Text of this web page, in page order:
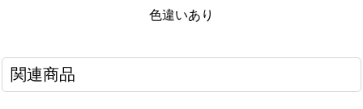
色違いあり
関連商品